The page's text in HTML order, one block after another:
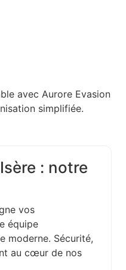
avec Aurore Evasion
simplifiée.
: notre
vos
équipe
moderne. Sécurité,
au cœur de nos